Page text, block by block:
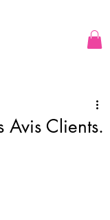
Avis Clients.